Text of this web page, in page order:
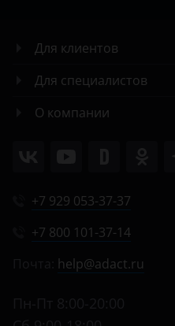
Для клиентов
Для специалистов
О компании
+7 929 053-37-37
+7 800 101-37-14
help@adact.ru